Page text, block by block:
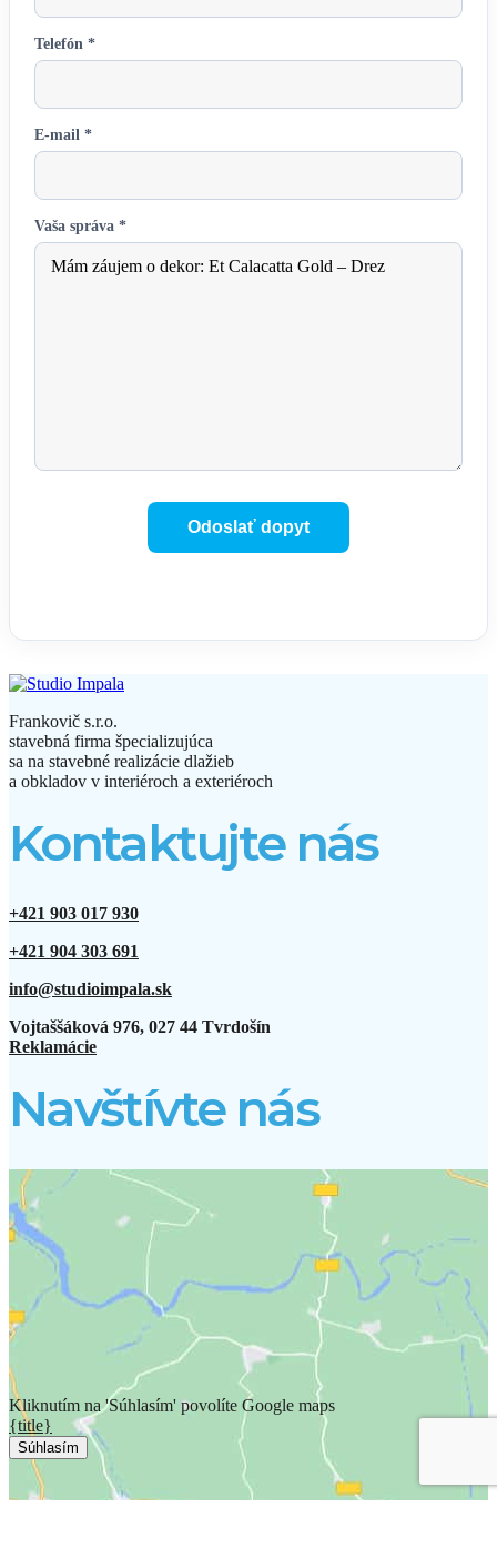
Telefón *
E-mail *
Vaša správa *
Frankovič s.r.o.
stavebná firma špecializujúca
sa na stavebné realizácie dlažieb
a obkladov v interiéroch a exteriéroch
Kontaktujte nás
+421 903 017 930
+421 904 303 691
info@studioimpala.sk
Vojtaššáková 976, 027 44 Tvrdošín
Reklamácie
Navštívte nás
Kliknutím na 'Súhlasím' povolíte Google maps
{title}
Súhlasím